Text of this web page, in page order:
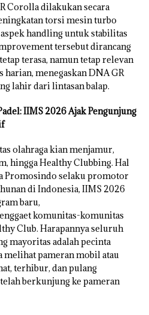
Corolla dilakukan secara
torsi mesin turbo
handling untuk stabilitas
tersebut dirancang
terasa, namun tetap relevan
menegaskan DNA GR
lahir dari lintasan balap.
IIMS 2026 Ajak Pengunjung
olahraga kian menjamur,
hingga Healthy Clubbing. Hal
Promosindo selaku promotor
di Indonesia, IIMS 2026
baru,
komunitas-komunitas
Club. Harapannya seluruh
mayoritas adalah pecinta
melihat pameran mobil atau
terhibur, dan pulang
berkunjung ke pameran